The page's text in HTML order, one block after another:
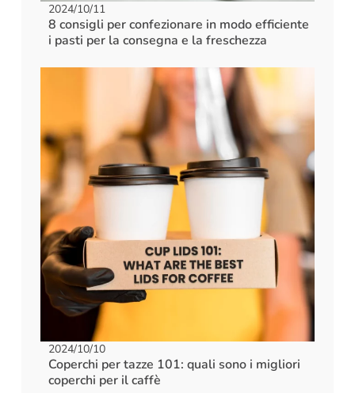
2024/10/11
8 consigli per confezionare in modo efficiente
i pasti per la consegna e la freschezza
2024/10/10
Coperchi per tazze 101: quali sono i migliori
coperchi per il caffè